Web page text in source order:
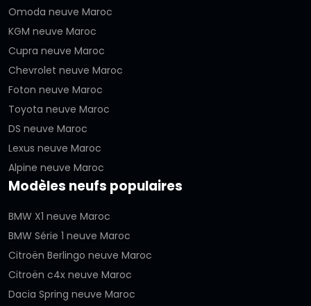
Omoda neuve Maroc
KGM neuve Maroc
Cupra neuve Maroc
Chevrolet neuve Maroc
Foton neuve Maroc
Toyota neuve Maroc
DS neuve Maroc
Lexus neuve Maroc
Alpine neuve Maroc
Modèles neufs populaires
BMW X1 neuve Maroc
BMW Série 1 neuve Maroc
Citroën Berlingo neuve Maroc
Citroën c4x neuve Maroc
Dacia Spring neuve Maroc